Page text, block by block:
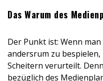
Das Warum des
Der Punkt ist: Wenn
andersrum zu
Scheitern verurteilt.
bezüglich des